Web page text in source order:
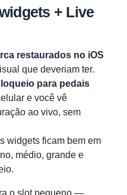
+ Live
restaurados no iOS
que deveriam ter.
para pedais
e você vê
ao vivo, sem
widgets ficam bem em
médio, grande e